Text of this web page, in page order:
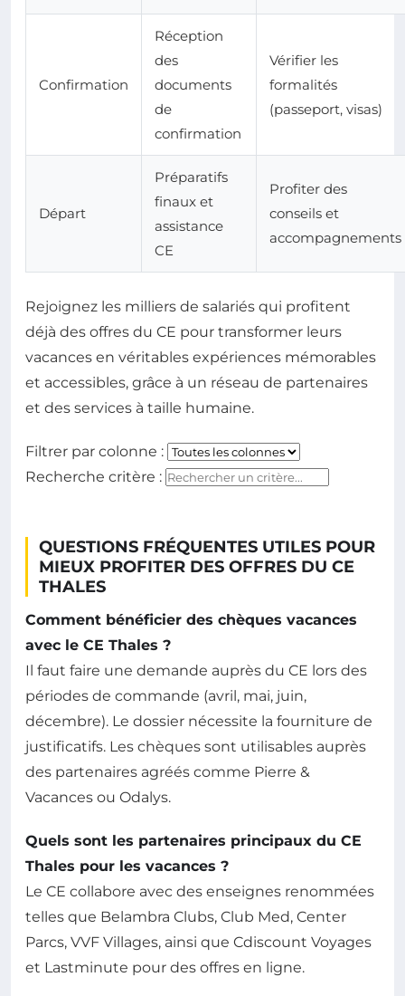
Confirmation
Réception
des
documents
de
confirmation
Vérifier les
formalités
(passeport, visas)
Départ
Préparatifs
finaux et
assistance
CE
Profiter des
conseils et
accompagnements
Rejoignez les milliers de salariés qui profitent
déjà des offres du CE pour transformer leurs
vacances en véritables expériences mémorables
et accessibles, grâce à un réseau de partenaires
et des services à taille humaine.
Filtrer par colonne :
Recherche critère :
QUESTIONS FRÉQUENTES UTILES POUR
MIEUX PROFITER DES OFFRES DU CE
THALES
Comment bénéficier des chèques vacances
avec le CE Thales ?
Il faut faire une demande auprès du CE lors des
périodes de commande (avril, mai, juin,
décembre). Le dossier nécessite la fourniture de
justificatifs. Les chèques sont utilisables auprès
des partenaires agréés comme Pierre &
Vacances ou Odalys.
Quels sont les partenaires principaux du CE
Thales pour les vacances ?
Le CE collabore avec des enseignes renommées
telles que Belambra Clubs, Club Med, Center
Parcs, VVF Villages, ainsi que Cdiscount Voyages
et Lastminute pour des offres en ligne.